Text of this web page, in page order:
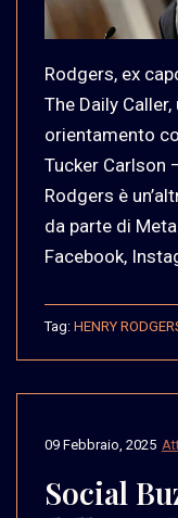
Rodgers, ex
The Daily
orientamento
Tucker Carlson
Rodgers è
da parte di
Facebook,
Tag: HENRY
09 Febbraio, 2025
Social